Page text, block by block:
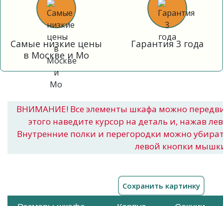
Самые низкие цены
в Москве и Мо
Гарантия 3 года
ВНИМАНИЕ! Все элементы шкафа можно
этого наведите курсор на деталь и, нажав
Внутренние полки и перегородки можно
левой кнопки